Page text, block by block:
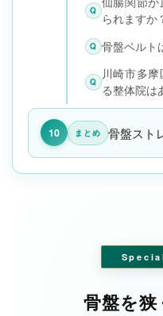
Q
られますか
Q 骨盤ベルト
Q
川崎市多
る整体院は
10 まとめ 骨盤スト
骨盤を